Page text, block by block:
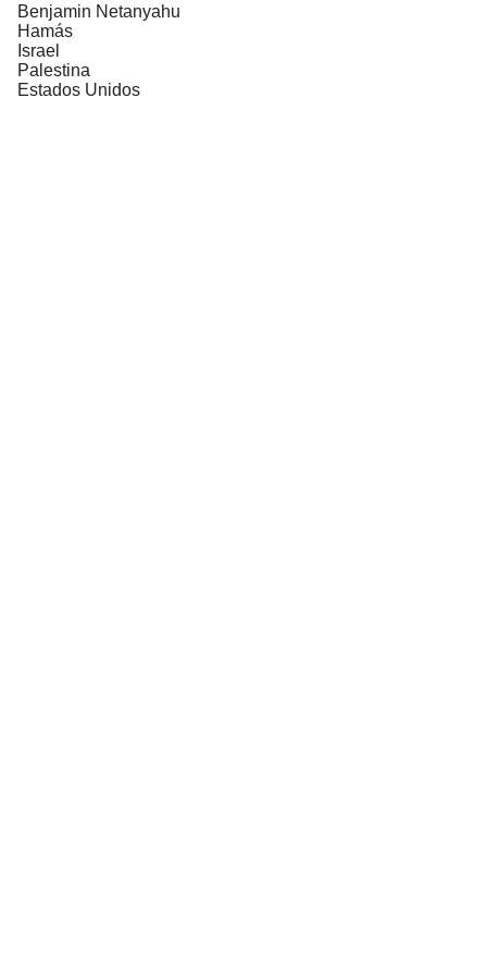
Benjamin Netanyahu
Hamás
Israel
Palestina
Estados Unidos